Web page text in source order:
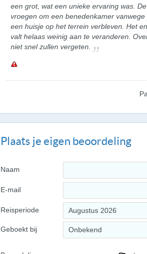
een grot, wat een unieke ervaring was.
vroegen om een benedenkamer
een huisje op het terrein verbleven. Het
valt helaas weinig aan te veranderen.
niet snel zullen vergeten.
Plaats je eigen beoordeling
Naam
E-mail
Reisperiode Augustus 2026
Geboekt bij Onbekend